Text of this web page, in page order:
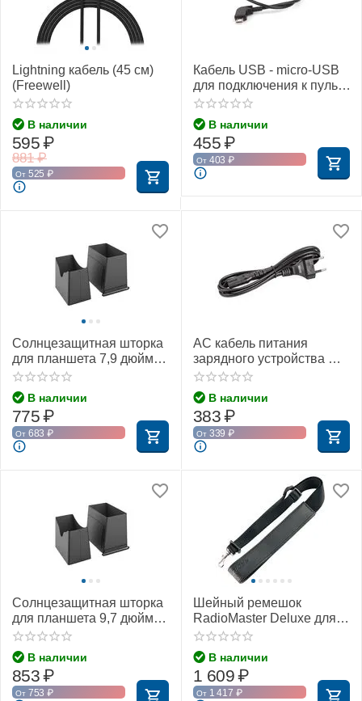
Lightning кабель (45 см)
(Freewell)
В наличии
881 ₽
595₽
От 525 ₽
Кабель USB - micro-USB
для подключения к пульту
DJI (30 см) (SunnyLife)
В наличии
455₽
От 403 ₽
Солнцезащитная шторка
для планшета 7,9 дюйма
(PGYTECH P-GM-102)
В наличии
775₽
От 683 ₽
AC кабель питания
зарядного устройства DJI
(Без упаковки)
В наличии
383₽
От 339 ₽
Солнцезащитная шторка
для планшета 9,7 дюйма
(PGYTECH P-GM-103)
В наличии
853₽
От 753 ₽
Шейный ремешок
RadioMaster Deluxe для
пульта
В наличии
1 609₽
От 1 417 ₽